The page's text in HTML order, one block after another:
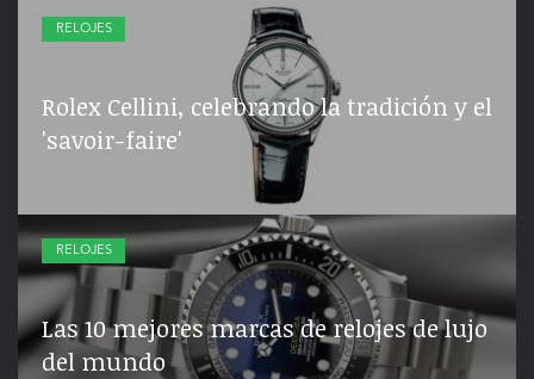
RELOJES
Rolex Cellini, celebrando la tradición y el
'savoir-faire'
RELOJES
Las 10 mejores marcas de relojes de lujo
del mundo